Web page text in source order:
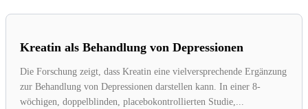
Kreatin als Behandlung von Depressionen
Die Forschung zeigt, dass Kreatin eine vielversprechende Ergänzung
zur Behandlung von Depressionen darstellen kann. In einer 8-
wöchigen, doppelblinden, placebokontrollierten Studie,...